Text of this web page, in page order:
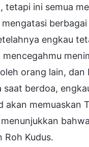
ini semua
engkau
orang lain, dan
berdoa,
memuaskan
Roh Kudus.